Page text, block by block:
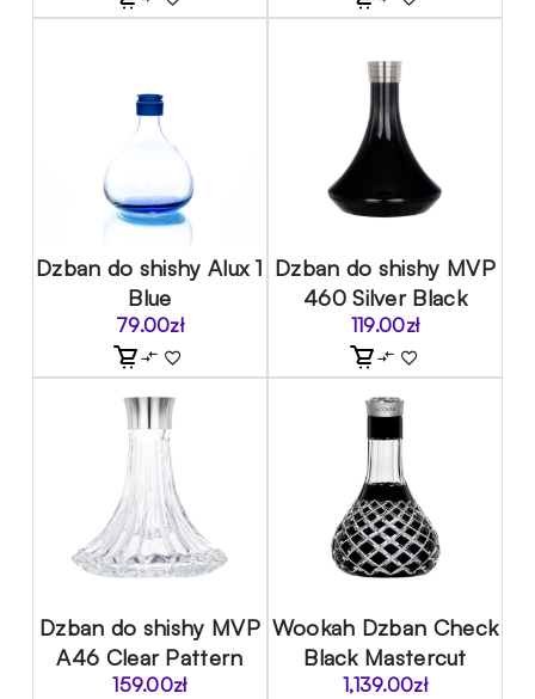
Dzban do shishy Alux 1
Blue
79.00zł
Dzban do shishy MVP
460 Silver Black
119.00zł
Dzban do shishy MVP
A46 Clear Pattern
159.00zł
Wookah Dzban Check
Black Mastercut
1,139.00zł